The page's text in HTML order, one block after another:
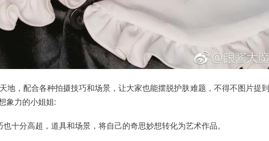
地，配合各种拍摄技巧和场景，让大家也能摆脱护肤难题，不得不图片提
象力的小姐姐:
十分高超，道具和场景，将自己的奇思妙想转化为艺术作品。